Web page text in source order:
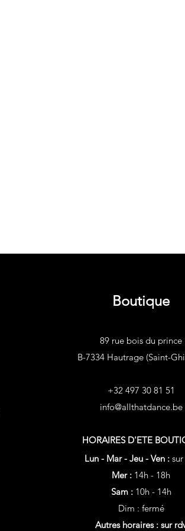
Boutique
89 rue bois du prince
B-7334 Hautrage (Saint-
+32 497 30 81 51
info@allthatdance.be
HORAIRES D'ETE
Lun - Mar - Jeu - Ven :
Mer : 14h - 18h
Sam : 10h - 14h
Dim : fermé
Autres horaires : sur